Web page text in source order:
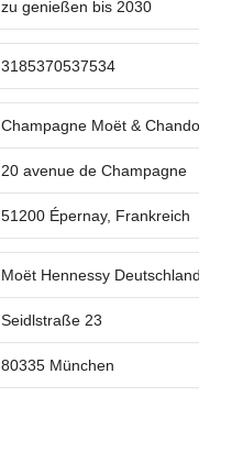
zu genießen bis 2030
3185370537534
Champagne Moët & Chandon
20 avenue de Champagne
51200 Épernay, Frankreich
Moët Hennessy Deutschland
Seidlstraße 23
80335 München